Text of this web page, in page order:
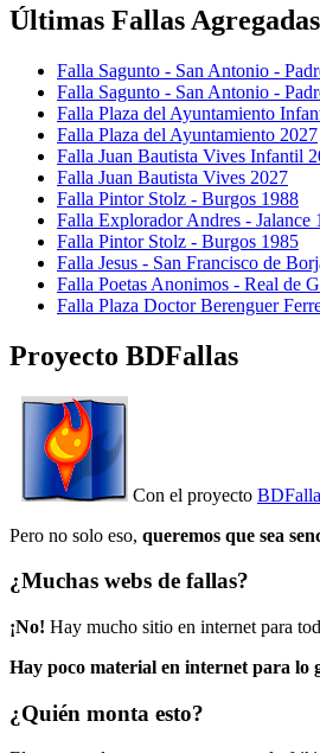
Últimas Fallas Agregadas
Falla Sagunto - San Antonio -
Falla Sagunto - San Antonio -
Falla Plaza del Ayuntamiento
Falla Plaza del Ayuntamiento 2027
Falla Juan Bautista Vives Infantil
Falla Juan Bautista Vives 2027
Falla Pintor Stolz - Burgos 1988
Falla Explorador Andres - Jalance
Falla Pintor Stolz - Burgos 1985
Falla Jesus - San Francisco de
Falla Poetas Anonimos - Real de
Falla Plaza Doctor Berenguer
Proyecto BDFallas
Con el proyecto
Pero no solo eso, queremos que sea
¿Muchas webs de fallas?
¡No! Hay mucho sitio en internet para
Hay poco material en internet para lo
¿Quién monta esto?